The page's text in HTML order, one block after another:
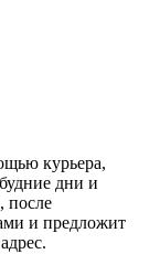
курьера,
дни и
после
и предложит